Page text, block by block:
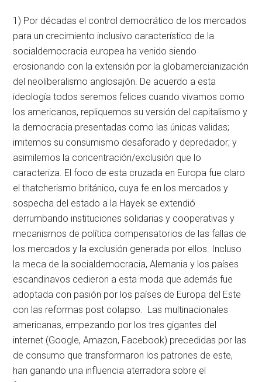
1) Por décadas el control democrático de los mercados
para un crecimiento inclusivo característico de la
socialdemocracia europea ha venido siendo
erosionando con la extensión por la globamercianización
del neoliberalismo anglosajón. De acuerdo a esta
ideología todos seremos felices cuando vivamos como
los americanos, repliquemos su versión del capitalismo y
la democracia presentadas como las únicas validas;
imitemos su consumismo desaforado y depredador; y
asimilemos la concentración/exclusión que lo
caracteriza. El foco de esta cruzada en Europa fue claro
el thatcherismo británico, cuya fe en los mercados y
sospecha del estado a la Hayek se extendió
derrumbando instituciones solidarias y cooperativas y
mecanismos de política compensatorios de las fallas de
los mercados y la exclusión generada por ellos. Incluso
la meca de la socialdemocracia, Alemania y los países
escandinavos cedieron a esta moda que además fue
adoptada con pasión por los países de Europa del Este
con las reformas post colapso. Las multinacionales
americanas, empezando por los tres gigantes del
internet (Google, Amazon, Facebook) precedidas por las
de consumo que transformaron los patrones de este,
han ganando una influencia aterradora sobre el